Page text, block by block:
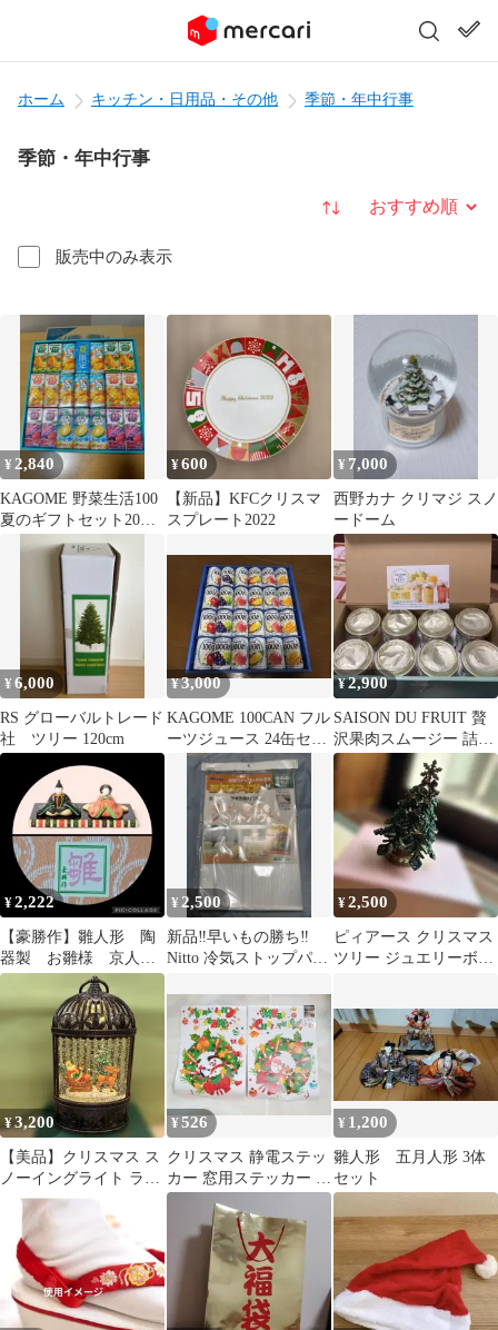
ホーム キッチン・日用品・その他 季節・年中行事
季節・年中行事
販売中のみ表示
並び替え
¥ 2,840
KAGOME 野菜生活100
夏のギフトセット20本
詰め合わせ/新品
¥600
【新品】KFCクリスマ
スプレート2022
¥ 7,000
西野カナ クリマジ スノ
ードーム
¥6,000
RS グローバルトレード
社 ツリー 120cm
¥3,000
KAGOME 100CAN フル
ーツジュース 24缶セッ
¥2,900
SAISON DU FRUIT 贅
沢果肉スムージー 詰め
合わせ
¥2,222
【豪勝作】雛人形 陶
器製 お雛様 京人
形 ひな祭り 工芸品
¥2,500
新品‼️早いもの勝ち‼️
Nitto 冷気ストップパネ
¥2,500
ピィアース クリスマス
ツリー ジュエリーボッ
¥3,200
【美品】クリスマス ス
ノーイングライト ラン
タン LED スノードーム
¥526
クリスマス 静電ステッ
カー 窓用ステッカー 2
枚入りSR_16
¥ 1,200
雛人形 五月人形 3体
セット